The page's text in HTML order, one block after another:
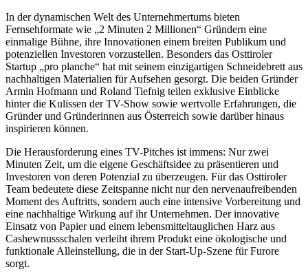
In der dynamischen Welt des Unternehmertums bieten
Fernsehformate wie „2 Minuten 2 Millionen“ Gründern eine
einmalige Bühne, ihre Innovationen einem breiten Publikum und
potenziellen Investoren vorzustellen. Besonders das Osttiroler
Startup „pro planche“ hat mit seinem einzigartigen Schneidebrett aus
nachhaltigen Materialien für Aufsehen gesorgt. Die beiden Gründer
Armin Hofmann und Roland Tiefnig teilen exklusive Einblicke
hinter die Kulissen der TV-Show sowie wertvolle Erfahrungen, die
Gründer und Gründerinnen aus Österreich sowie darüber hinaus
inspirieren können.
Die Herausforderung eines TV-Pitches ist immens: Nur zwei
Minuten Zeit, um die eigene Geschäftsidee zu präsentieren und
Investoren von deren Potenzial zu überzeugen. Für das Osttiroler
Team bedeutete diese Zeitspanne nicht nur den nervenaufreibenden
Moment des Auftritts, sondern auch eine intensive Vorbereitung und
eine nachhaltige Wirkung auf ihr Unternehmen. Der innovative
Einsatz von Papier und einem lebensmitteltauglichen Harz aus
Cashewnussschalen verleiht ihrem Produkt eine ökologische und
funktionale Alleinstellung, die in der Start-Up-Szene für Furore
sorgt.